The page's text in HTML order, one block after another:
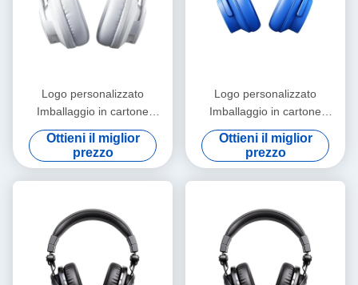
Logo personalizzato
Imballaggio in cartone
cartaceo Pieghevole Bianco /
Nero / Oro rosa Luxury
Magnetic Gift Box con
chiusura a nastro
Ottieni il miglior
prezzo
Logo personalizzato
Imballaggio in cartone
cartaceo Pieghevole Bianco /
Nero / Oro rosa Luxury
Magnetic Gift Box con
chiusura a nastro
Ottieni il miglior
prezzo